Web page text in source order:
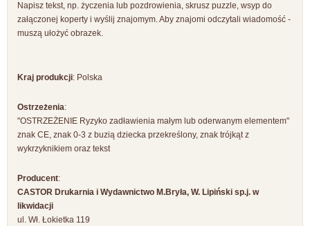
Napisz tekst, np. życzenia lub pozdrowienia, skrusz puzzle, wsyp do
załączonej koperty i wyślij znajomym. Aby znajomi odczytali wiadomość -
muszą ułożyć obrazek.
Kraj produkcji: Polska
Ostrzeżenia:
"OSTRZEŻENIE Ryzyko zadławienia małym lub oderwanym elementem"
znak CE, znak 0-3 z buzią dziecka przekreślony, znak trójkąt z
wykrzyknikiem oraz tekst
Producent:
CASTOR Drukarnia i Wydawnictwo M.Bryła, W. Lipiński sp.j. w
likwidacji
ul. Wł. Łokietka 119